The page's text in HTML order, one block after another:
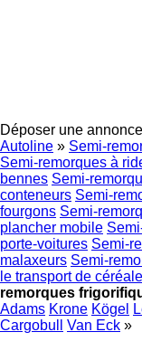
Déposer une annonce
Autoline » Semi-
Semi-remorques à
bennes Semi-
conteneurs Semi-
fourgons Semi-
plancher mobile
porte-voitures Semi-
malaxeurs Semi-
le transport de
remorques
Adams Krone Kögel
Cargobull
Van Eck »